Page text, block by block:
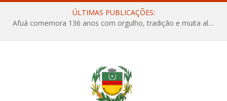
ÚLTIMAS PUBLICAÇÕES:
Afuá comemora 136 anos com orgulho, tradição e muita alegria na Quadra Dr. Nelson Salomão